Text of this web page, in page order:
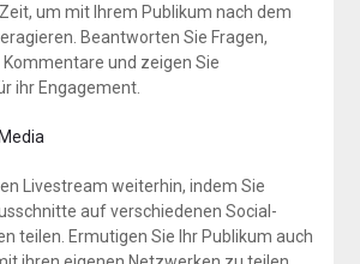
um mit Ihrem Publikum nach dem
Beantworten Sie Fragen,
und zeigen Sie
ihr Engagement.
Livestream weiterhin, indem Sie
auf verschiedenen Social-
teilen. Ermutigen Sie Ihr Publikum auch